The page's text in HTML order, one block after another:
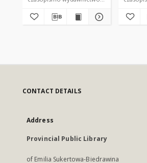
CONTACT DETAILS
Address
Provincial Public Library
of Emilia Sukertowa-Biedrawina